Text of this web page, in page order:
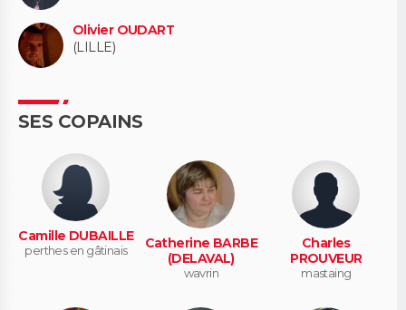
Olivier OUDART
(LILLE)
SES COPAINS
Camille DUBAILLE
perthes en gâtinais
Catherine BARBE
(DELAVAL)
wavrin
Charles
PROUVEUR
mastaing